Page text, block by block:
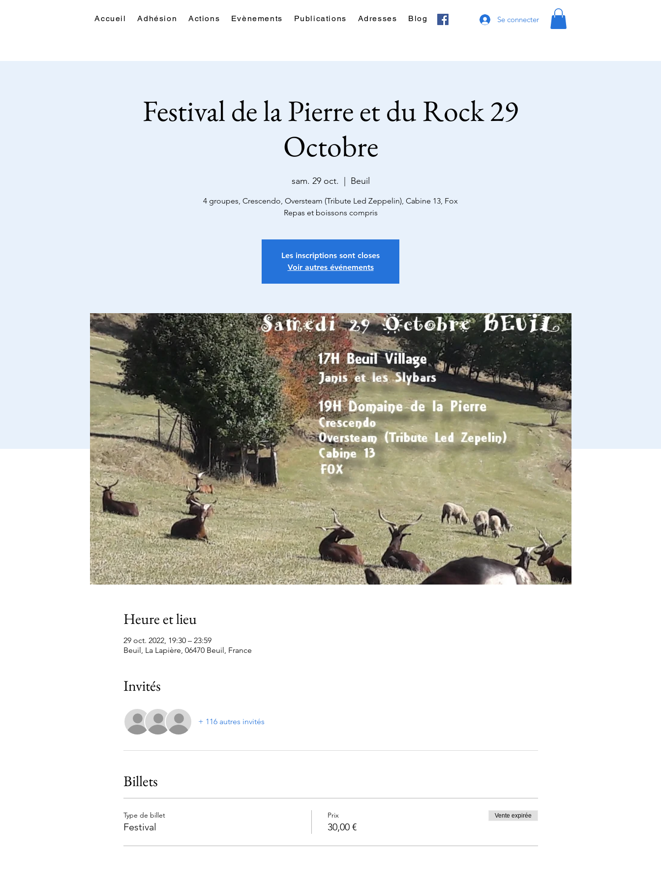
Accueil Adhésion Actions Evènements Publications Adresses Blog Se connecter
Festival de la Pierre et du Rock 29
Octobre
sam. 29 oct. Beuil
4 groupes, Crescendo, Oversteam (Tribute Led Zeppelin), Cabine 13, Fox
Repas et boissons compris
Les inscriptions sont closes
Voir autres événements
Heure et lieu
29 oct. 2022, 19:30 – 23:59
Beuil, La Lapière, 06470 Beuil, France
Invités
+ 116 autres invités
Billets
Type de billet
Festival
Prix
30,00 €
Vente expirée